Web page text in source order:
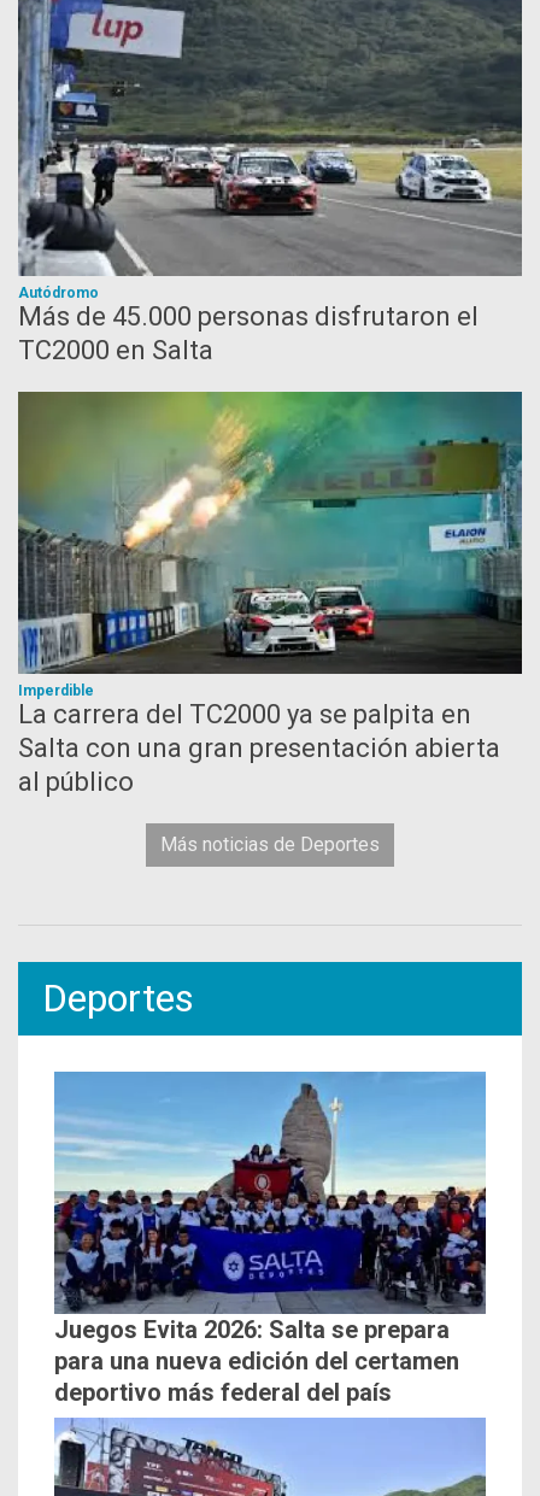
Autódromo
Más de 45.000 personas disfrutaron el
TC2000 en Salta
Imperdible
La carrera del TC2000 ya se palpita en
Salta con una gran presentación abierta
al público
Más noticias de Deportes
Deportes
Juegos Evita 2026: Salta se prepara
para una nueva edición del certamen
deportivo más federal del país